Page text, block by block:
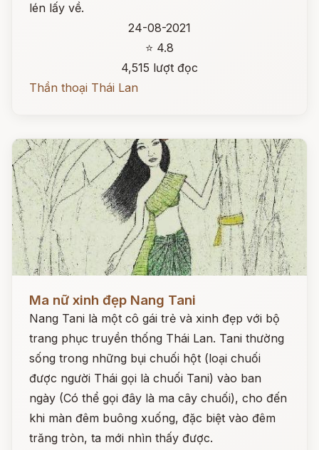
lén lấy về.
24-08-2021
⭐ 4.8
4,515 lượt đọc
Thần thoại Thái Lan
Ma nữ xinh đẹp Nang Tani
Nang Tani là một cô gái trẻ và xinh đẹp với bộ
trang phục truyền thống Thái Lan. Tani thường
sống trong những bụi chuối hột (loại chuối
được người Thái gọi là chuối Tani) vào ban
ngày (Có thể gọi đây là ma cây chuối), cho đến
khi màn đêm buông xuống, đặc biệt vào đêm
trăng tròn, ta mới nhìn thấy được.